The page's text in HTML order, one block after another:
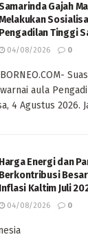
Gajah
Pengadilan Tinggi
04/08/2026 0
aula
4 Agustus 2026.
Harga Energi dan
Berkontribusi
Inflasi Kaltim Juli
04/08/2026 0